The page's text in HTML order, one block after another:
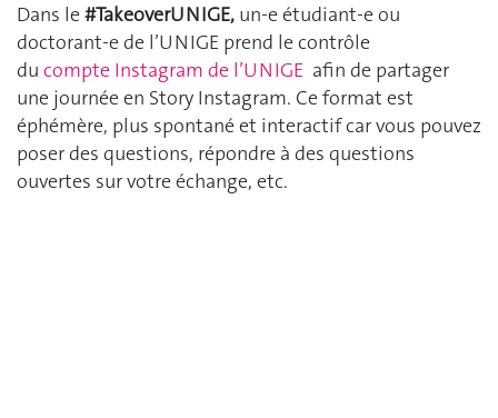
Dans le#TakeoverUNIGE, un-e étudiant-e ou
doctorant-e de l’UNIGE prend le contrôle
du compte Instagram de l’UNIGE afin de partager
une journée en Story Instagram. Ce format est
éphémère, plus spontané et interactif car vous pouvez
poser des questions, répondre à des questions
ouvertes sur votre échange, etc.